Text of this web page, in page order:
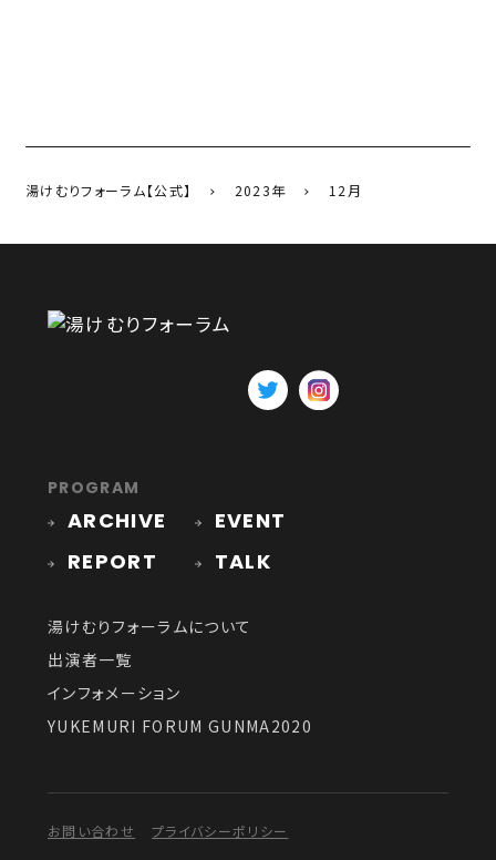
湯けむりフォーラム【公式】 2023年 12月
PROGRAM
ARCHIVE
EVENT
REPORT
TALK
湯けむりフォーラムについて
出演者一覧
インフォメーション
YUKEMURI FORUM GUNMA2020
お問い合わせ プライバシーポリシー